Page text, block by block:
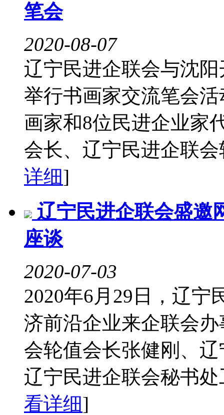
笔会
2020-08-07
辽宁民进企联会与沈
举行书画家交流笔会
画家和8位民进企业家
会长、辽宁民进企联
详细]
辽宁民进企联会盛邀
座谈
2020-07-03
2020年6月29日，辽宁
济前沿企业来企联会
会轮值会长张健刚、
辽宁民进企联会秘书
看详细]